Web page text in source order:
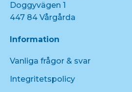
Doggyvägen 1
447 84 Vårgårda
Information
Vanliga frågor & svar
Integritetspolicy